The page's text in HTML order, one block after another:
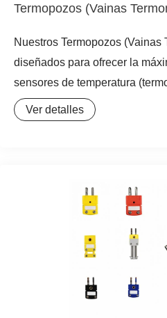
Termopozos (Vainas
Nuestros Termopozos (Vainas
diseñados para ofrecer la
sensores de temperatura
industriales exigentes.
calidad como acero inoxidable
permitiendo mediciones
diversas configuraciones,
perfectamente a las
Ver detalles